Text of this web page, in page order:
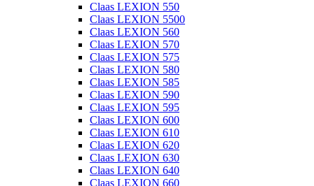
Claas LEXION 550
Claas LEXION 5500
Claas LEXION 560
Claas LEXION 570
Claas LEXION 575
Claas LEXION 580
Claas LEXION 585
Claas LEXION 590
Claas LEXION 595
Claas LEXION 600
Claas LEXION 610
Claas LEXION 620
Claas LEXION 630
Claas LEXION 640
Claas LEXION 660